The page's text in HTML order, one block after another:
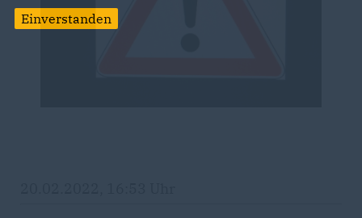
Einverstanden